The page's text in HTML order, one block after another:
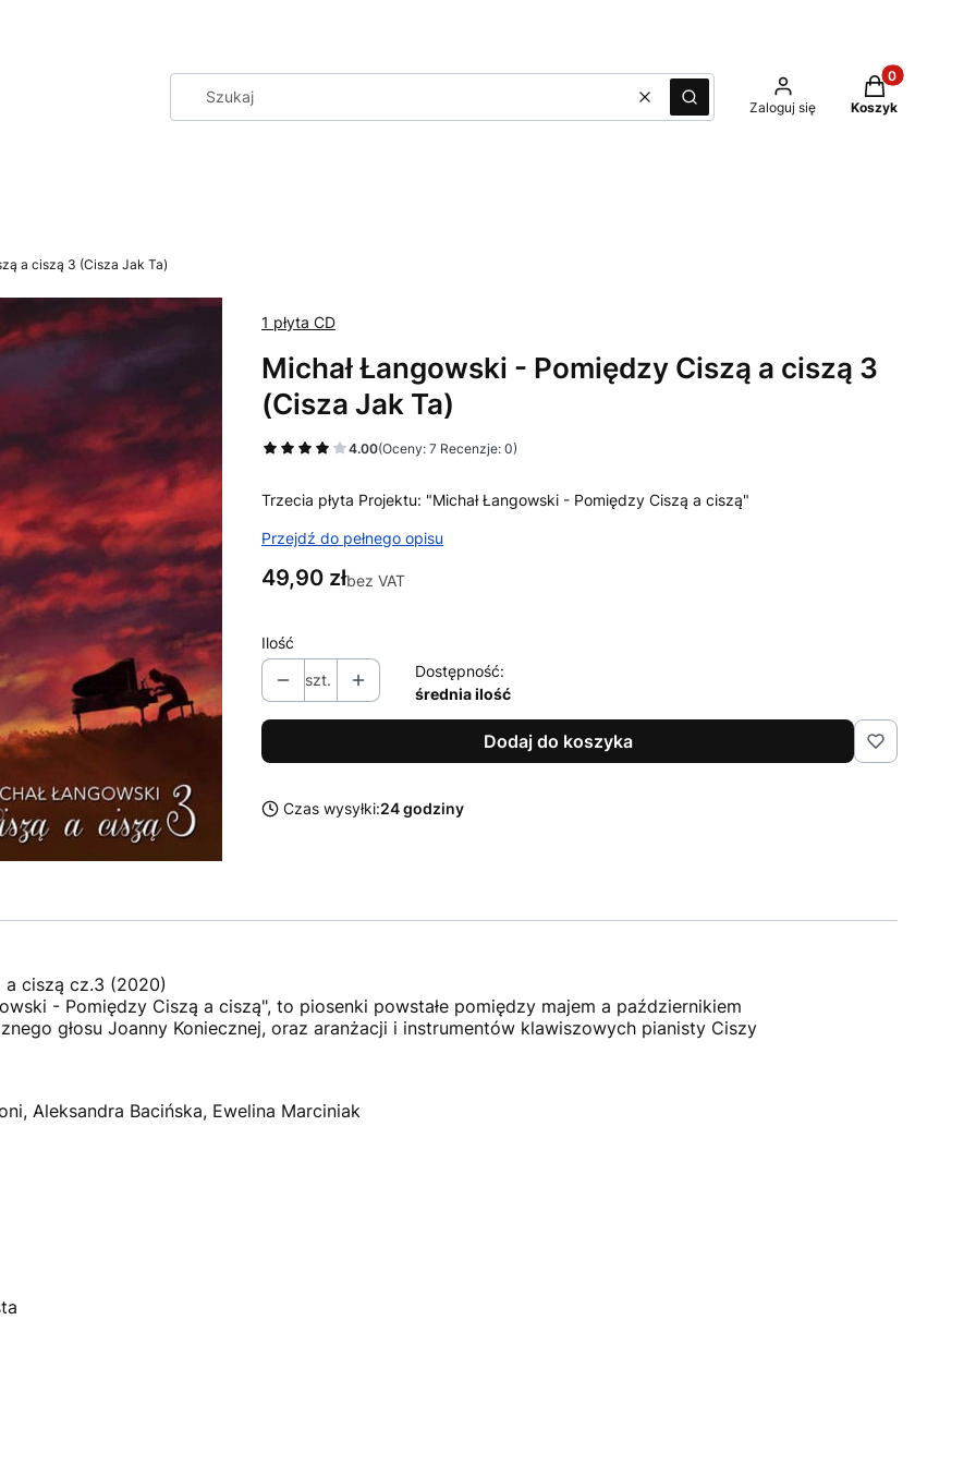
WyczyśćSzukaj Zaloguj się
Produkty w
Koszyk
a ciszą 3 (Cisza Jak Ta)
1 płyta CD
Michał Łangowski - Pomiędzy Ciszą a ciszą 3
(Cisza Jak Ta)
4.00(Oceny: 7 Recenzje: 0)
Trzecia płyta Projektu: "Michał Łangowski - Pomiędzy Ciszą a ciszą"
Przejdź do pełnego opisu
Cena
49,90 złbez VAT
Ilość
szt.
Dostępność:
średnia ilość
Dodaj do koszyka
Czas wysyłki:24 godziny
a ciszą cz.3 (2020)
- Pomiędzy Ciszą a ciszą", to piosenki powstałe pomiędzy majem a październikiem
głosu Joanny Koniecznej, oraz aranżacji i instrumentów klawiszowych pianisty Ciszy
Aleksandra Bacińska, Ewelina Marciniak